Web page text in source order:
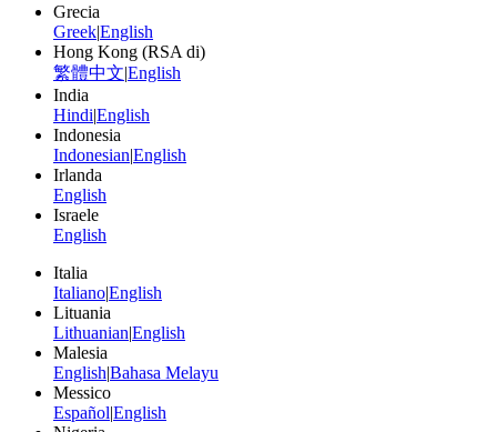
Grecia
Greek|English
Hong Kong (RSA di)
繁體中文|English
India
Hindi|English
Indonesia
Indonesian|English
Irlanda
English
Israele
English
Italia
Italiano|English
Lituania
Lithuanian|English
Malesia
English|Bahasa Melayu
Messico
Español|English